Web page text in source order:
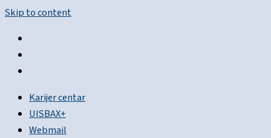
Skip to content
Karijer centar
UISBAX+
Webmail